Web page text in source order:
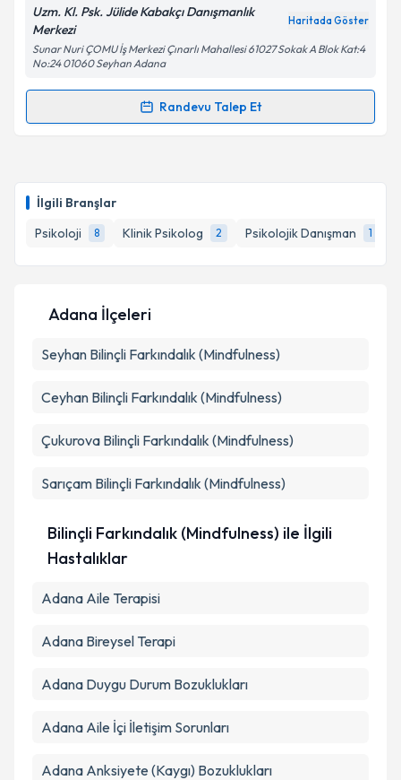
İlgili Branşlar
Psikoloji
8 Klinik Psikolog 2 Psikolojik Danışman 1
Kişisel verilerimin işlenmesine ilişkin
Aydınlatma
kapsamda işlenmesini kabul ediyorum.
Takvim Talebini Gönder
Uzm. Kl. Psk. Jülide Kabakçı Danışmanlık
Merkezi
Haritada Göster
Sunar Nuri ÇOMU İş Merkezi Çınarlı Mahallesi 61027 Sokak A Blok Kat:4
No:24 01060 Seyhan Adana
Randevu Talep Et
Randevu Takvimi Talebi
için bir takvim hazırlandığında e-posta ile
bilgilendireceğiz.
E-posta Adresiniz
Kişisel verilerimin işlenmesine ilişkin
kapsamda işlenmesini kabul ediyorum.
Takvim Talebini Gönder
Adana İlçeleri
Seyhan Bilinçli Farkındalık (Mindfulness)
Ceyhan Bilinçli Farkındalık (Mindfulness)
Çukurova Bilinçli Farkındalık (Mindfulness)
Sarıçam Bilinçli Farkındalık (Mindfulness)
Bilinçli Farkındalık (Mindfulness) ile İlgili
Hastalıklar
Adana Aile Terapisi
Adana Bireysel Terapi
Adana Duygu Durum Bozuklukları
Adana Aile İçi İletişim Sorunları
Adana Anksiyete (Kaygı) Bozuklukları